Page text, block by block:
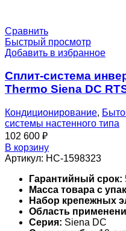
Сравнить
Быстрый просмотр
Добавить в избранное
Сплит-система
Thermo Siena DC
Кондиционирование,
системы настенного типа
102 600 ₽
В корзину
Артикул: НС-1598323
Гарантийный срок:
Масса товара с
Набор крепежных
Область
Серия: Siena DC